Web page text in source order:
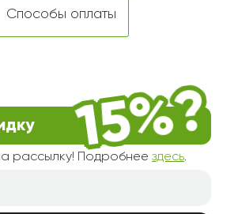
Способы оплаты
рассылку! Подробнее здесь.